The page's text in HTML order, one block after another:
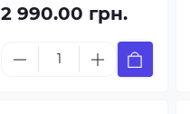
2 990.00 грн.